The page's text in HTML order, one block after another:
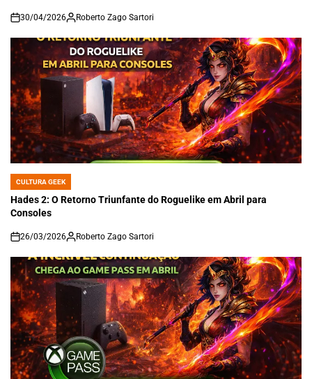
on
30/04/2026 Roberto Zago Sartori
POSTED
IN
CULTURA GEEK
Hades 2: O Retorno Triunfante do Roguelike em Abril para
Consoles
on
26/03/2026 Roberto Zago Sartori